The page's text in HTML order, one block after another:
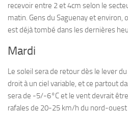
recevoir entre 2 et 4cm selon le
matin. Gens du Saguenay et environ,
est déjà tombé dans les dernières
Mardi
Le soleil sera de retour dès le lever
droit à un ciel variable, et ce partout
sera de -5/-6°C et le vent devrait
rafales de 20-25 km/h du nord-